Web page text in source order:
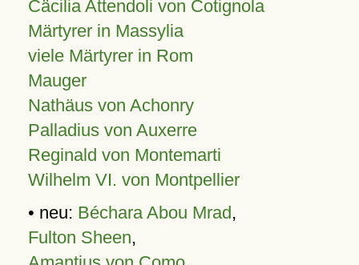
Cäcilia Attendoli von Cotignola
Märtyrer in Massylia
viele Märtyrer in Rom
Mauger
Nathäus von Achonry
Palladius von Auxerre
Reginald von Montemarti
Wilhelm VI. von Montpellier
• neu: Béchara Abou Mrad,
Fulton Sheen,